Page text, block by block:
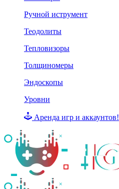
Ручной иструмент
Теодолиты
Тепловизоры
Толщиномеры
Эндоскопы
Уровни
Аренда игр и аккаунтов!